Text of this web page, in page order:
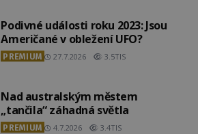
Podivné události roku 2023: Jsou
Američané v obležení UFO?
PREMIUM 27.7.2026 3.5TIS
Nad australským městem
„tančila“ záhadná světla
PREMIUM 4.7.2026 3.4TIS